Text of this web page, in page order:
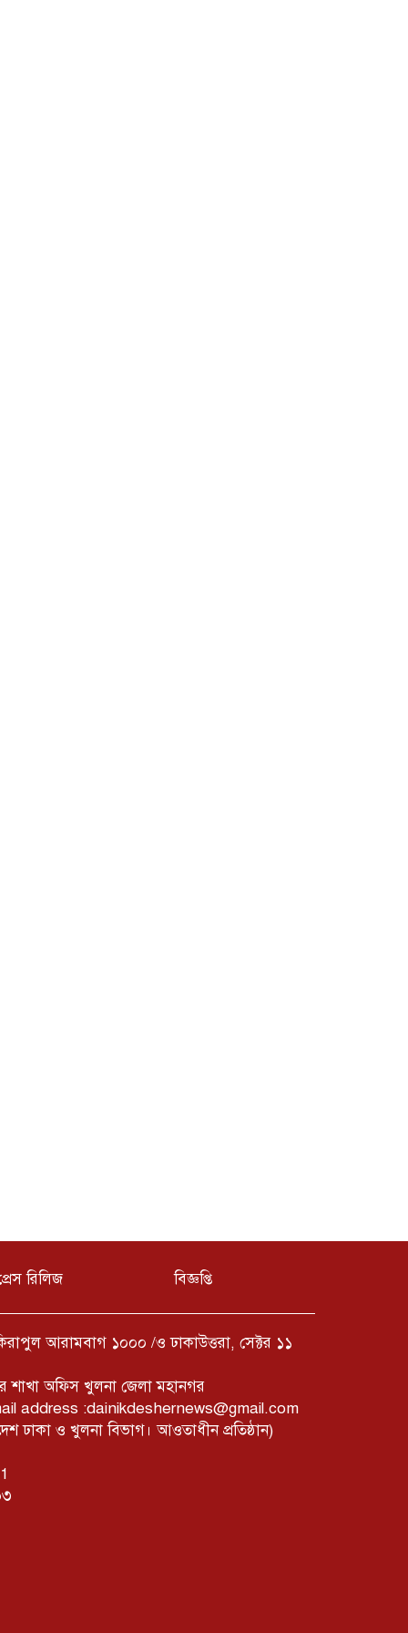
রিলিজ বিজ্ঞপ্তি
আরামবাগ ১০০০ /ও ঢাকাউত্তরা, সেক্টর ১১
শাখা অফিস খুলনা জেলা মহানগর
address :dainikdeshernews@gmail.com
ঢাকা ও খুলনা বিভাগ। আওতাধীন প্রতিষ্ঠান)